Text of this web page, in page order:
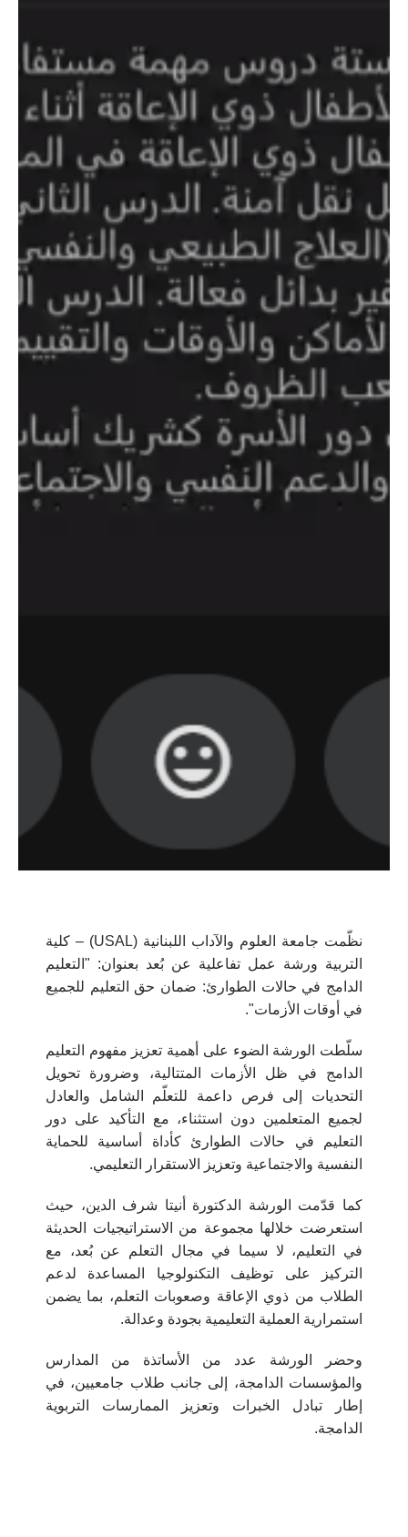
نظّمت جامعة العلوم والآداب اللبنانية (USAL) – كلية
التربية ورشة عمل تفاعلية عن بُعد بعنوان: "التعليم
الدامج في حالات الطوارئ: ضمان حق التعليم للجميع
في أوقات الأزمات".
سلّطت الورشة الضوء على أهمية تعزيز مفهوم التعليم
الدامج في ظل الأزمات المتتالية، وضرورة تحويل
التحديات إلى فرص داعمة للتعلّم الشامل والعادل
لجميع المتعلمين دون استثناء، مع التأكيد على دور
التعليم في حالات الطوارئ كأداة أساسية للحماية
النفسية والاجتماعية وتعزيز الاستقرار التعليمي.
كما قدّمت الورشة الدكتورة أنيتا شرف الدين، حيث
استعرضت خلالها مجموعة من الاستراتيجيات الحديثة
في التعليم، لا سيما في مجال التعلم عن بُعد، مع
التركيز على توظيف التكنولوجيا المساعدة لدعم
الطلاب من ذوي الإعاقة وصعوبات التعلم، بما يضمن
استمرارية العملية التعليمية بجودة وعدالة.
وحضر الورشة عدد من الأساتذة من المدارس
والمؤسسات الدامجة، إلى جانب طلاب جامعيين، في
إطار تبادل الخبرات وتعزيز الممارسات التربوية
الدامجة.